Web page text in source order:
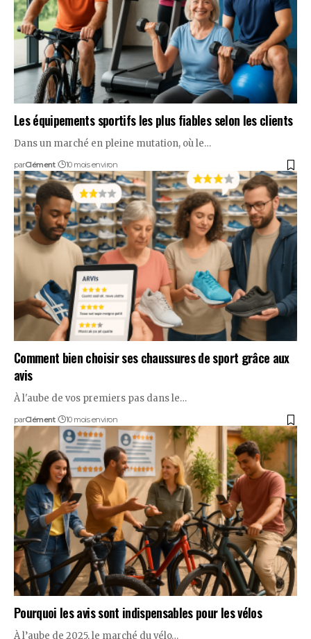
Les équipements sportifs les plus fiables selon les clients
Dans un marché en pleine mutation, où le…
parClément 10 mois environ
Comment bien choisir ses chaussures de sport grâce aux
avis
À l'aube de vos premiers pas dans le…
parClément 10 mois environ
Pourquoi les avis sont indispensables pour les vélos
À l’aube de 2025, le marché du vélo…